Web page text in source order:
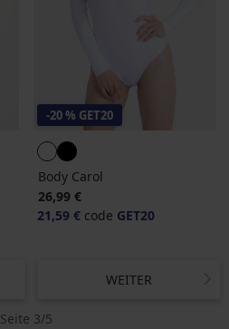
-20 % GET20
Body Carol
26,99 €
21,59 € code GET20
WEITER
Seite 3/5